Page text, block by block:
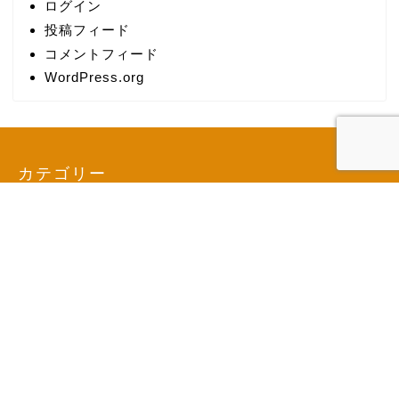
ログイン
投稿フィード
コメントフィード
WordPress.org
カテゴリー